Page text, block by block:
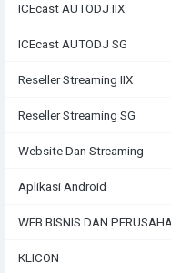
ICEcast AUTODJ IIX
ICEcast AUTODJ SG
Reseller Streaming IIX
Reseller Streaming SG
Website Dan Streaming
Aplikasi Android
WEB BISNIS DAN
KLICON